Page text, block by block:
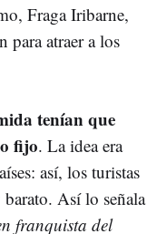
Fraga Iribarne,
para atraer a los
tenían que
fijo. La idea era
así, los turistas
Así lo señala
franquista del